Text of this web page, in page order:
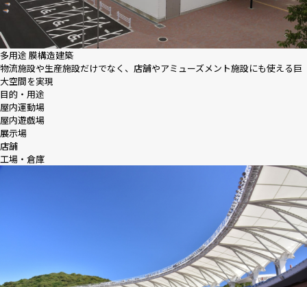
多用途 膜構造建築
物流施設や生産施設だけでなく、店舗やアミューズメント施設にも使える巨
大空間を実現
目的・用途
屋内運動場
屋内遊戯場
展示場
店舗
工場・倉庫